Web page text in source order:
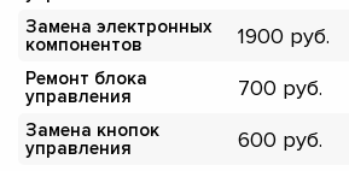
Замена электронных
компонентов
1900
Ремонт блока
управления
700
Замена кнопок
управления
600